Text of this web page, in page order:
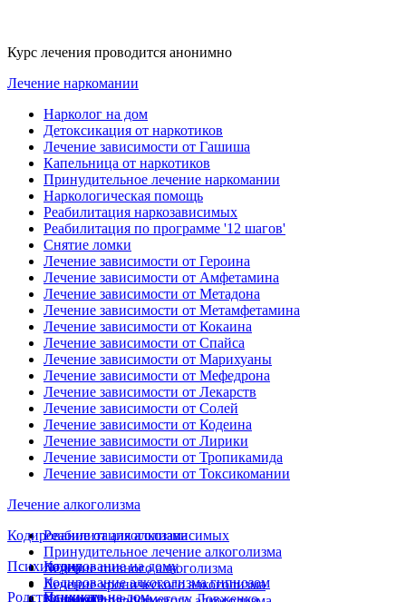
Курс лечения проводится анонимно
Лечение наркомании
Нарколог на дом
Детоксикация от наркотиков
Лечение зависимости от Гашиша
Капельница от наркотиков
Принудительное лечение наркомании
Наркологическая помощь
Реабилитация наркозависимых
Реабилитация по программе '12 шагов'
Снятие ломки
Лечение зависимости от Героина
Лечение зависимости от Амфетамина
Лечение зависимости от Метадона
Лечение зависимости от Метамфетамина
Лечение зависимости от Кокаина
Лечение зависимости от Спайса
Лечение зависимости от Марихуаны
Лечение зависимости от Мефедрона
Лечение зависимости от Лекарств
Лечение зависимости от Солей
Лечение зависимости от Кодеина
Лечение зависимости от Лирики
Лечение зависимости от Тропикамида
Лечение зависимости от Токсикомании
Лечение алкоголизма
Реабилитация алкозависимых
Принудительное лечение алкоголизма
Лечение пивного алкоголизма
Лечение хронического алкоголизма
Кодирование от алкоголизма
Кодирование на дому
Кодирование алкоголизма гипнозом
Кодирование по методу Довженко
Психиатрия
Психиатр на дом
Родственникам